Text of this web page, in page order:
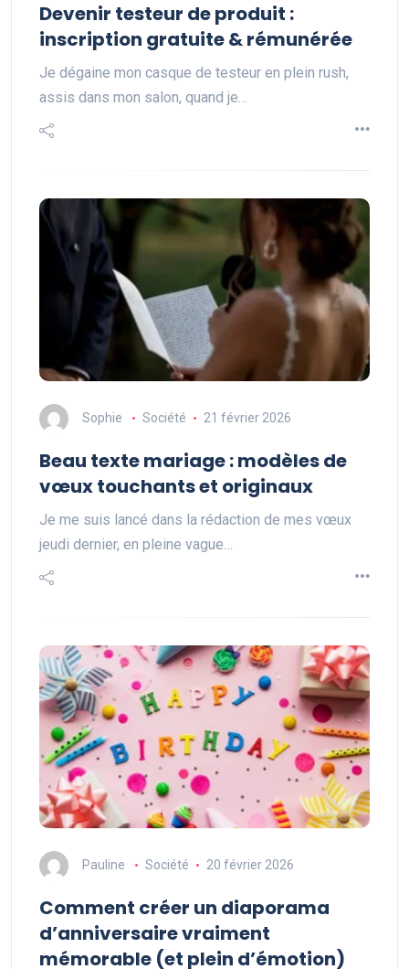
Devenir testeur de produit :
inscription gratuite & rémunérée
Je dégaine mon casque de testeur en plein rush,
assis dans mon salon, quand je…
Sophie Société 21 février 2026
Beau texte mariage : modèles de
vœux touchants et originaux
Je me suis lancé dans la rédaction de mes vœux
jeudi dernier, en pleine vague…
Pauline Société 20 février 2026
Comment créer un diaporama
d’anniversaire vraiment
mémorable (et plein d’émotion)